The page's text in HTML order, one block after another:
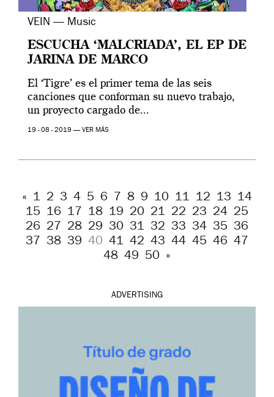
VEIN — Music
ESCUCHA ‘MALCRIADA’, EL EP DE
JARINA DE MARCO
El ‘Tigre’ es el primer tema de las seis
canciones que conforman su nuevo trabajo,
un proyecto cargado de...
19 - 08 - 2019 — VER MÁS
« 1 2 3 4 5 6 7 8 9 10 11 12 13 14
15 16 17 18 19 20 21 22 23 24 25
26 27 28 29 30 31 32 33 34 35 36
37
38 39 40 41 42 43 44 45 46 47
48 49 50 »
ADVERTISING